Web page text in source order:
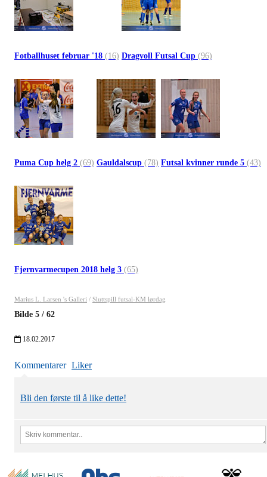
Fotballhuset februar '18 (16) Dragvoll Futsal Cup (96)
Puma Cup helg 2 (69) Gauldalscup (78) Futsal kvinner runde 5 (43)
Fjernvarmecupen 2018 helg 3 (65)
Marius L. Larsen 's Galleri / Sluttspill futsal-KM lørdag
Bilde 5 / 62
18.02.2017
Kommentarer Liker
Bli den første til å like dette!